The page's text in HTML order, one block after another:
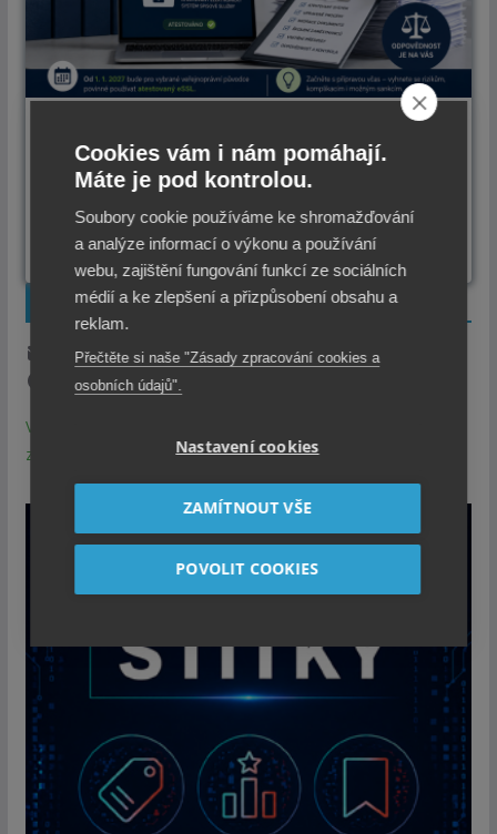
službu přináší úřadům řadu dalších
povinností
17.7.2026
ODEBÍREJTE NOVINKY
1x týdně email s TOP novinkami.
Z odběru se můžete kdykoli odhlásit.
Vaše údaje jsou u nás v bezpečí. Přečtěte si zásady
zpracování Cookies a Osobních údajů.
Cookies vám i nám pomáhají.
Máte je pod kontrolou.
Soubory cookie používáme ke shromažďování
a analýze informací o výkonu a používání
webu, zajištění fungování funkcí ze sociálních
médií a ke zlepšení a přizpůsobení obsahu a
reklam.
Přečtěte si naše "Zásady zpracování cookies a
osobních údajů".
Nastavení cookies
ZAMÍTNOUT VŠE
POVOLIT COOKIES